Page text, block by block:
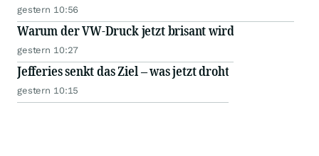
gestern 10:56
Warum der VW-Druck jetzt brisant wird
gestern 10:27
Jefferies senkt das Ziel – was jetzt droht
gestern 10:15